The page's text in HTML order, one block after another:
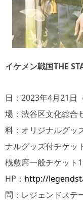
イケメン戦国THE
日：2023年4月21日
場：渋谷区文化総合
料：オリジナルグ
ナルグッズ付チケ
桟敷席一般チケット
HP： http://
問：レジェンドス